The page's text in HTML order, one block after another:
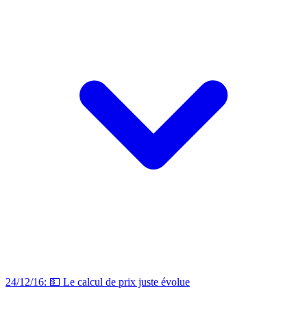
24/12/16: 💵 Le calcul de prix juste évolue